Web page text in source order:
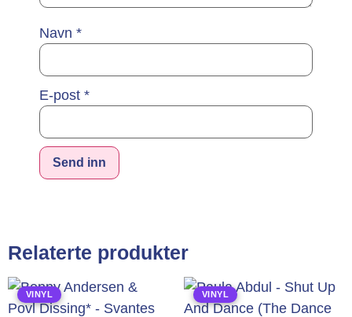
Navn *
E-post *
Relaterte produkter
VINYL VINYL